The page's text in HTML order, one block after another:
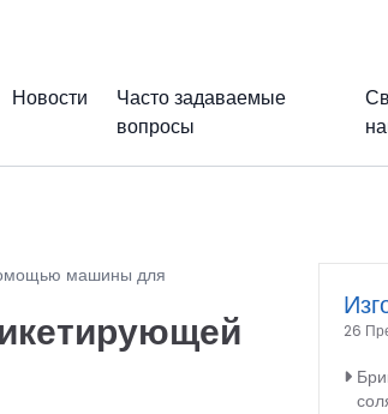
Новости
Часто задаваемые
вопросы
машины для
26